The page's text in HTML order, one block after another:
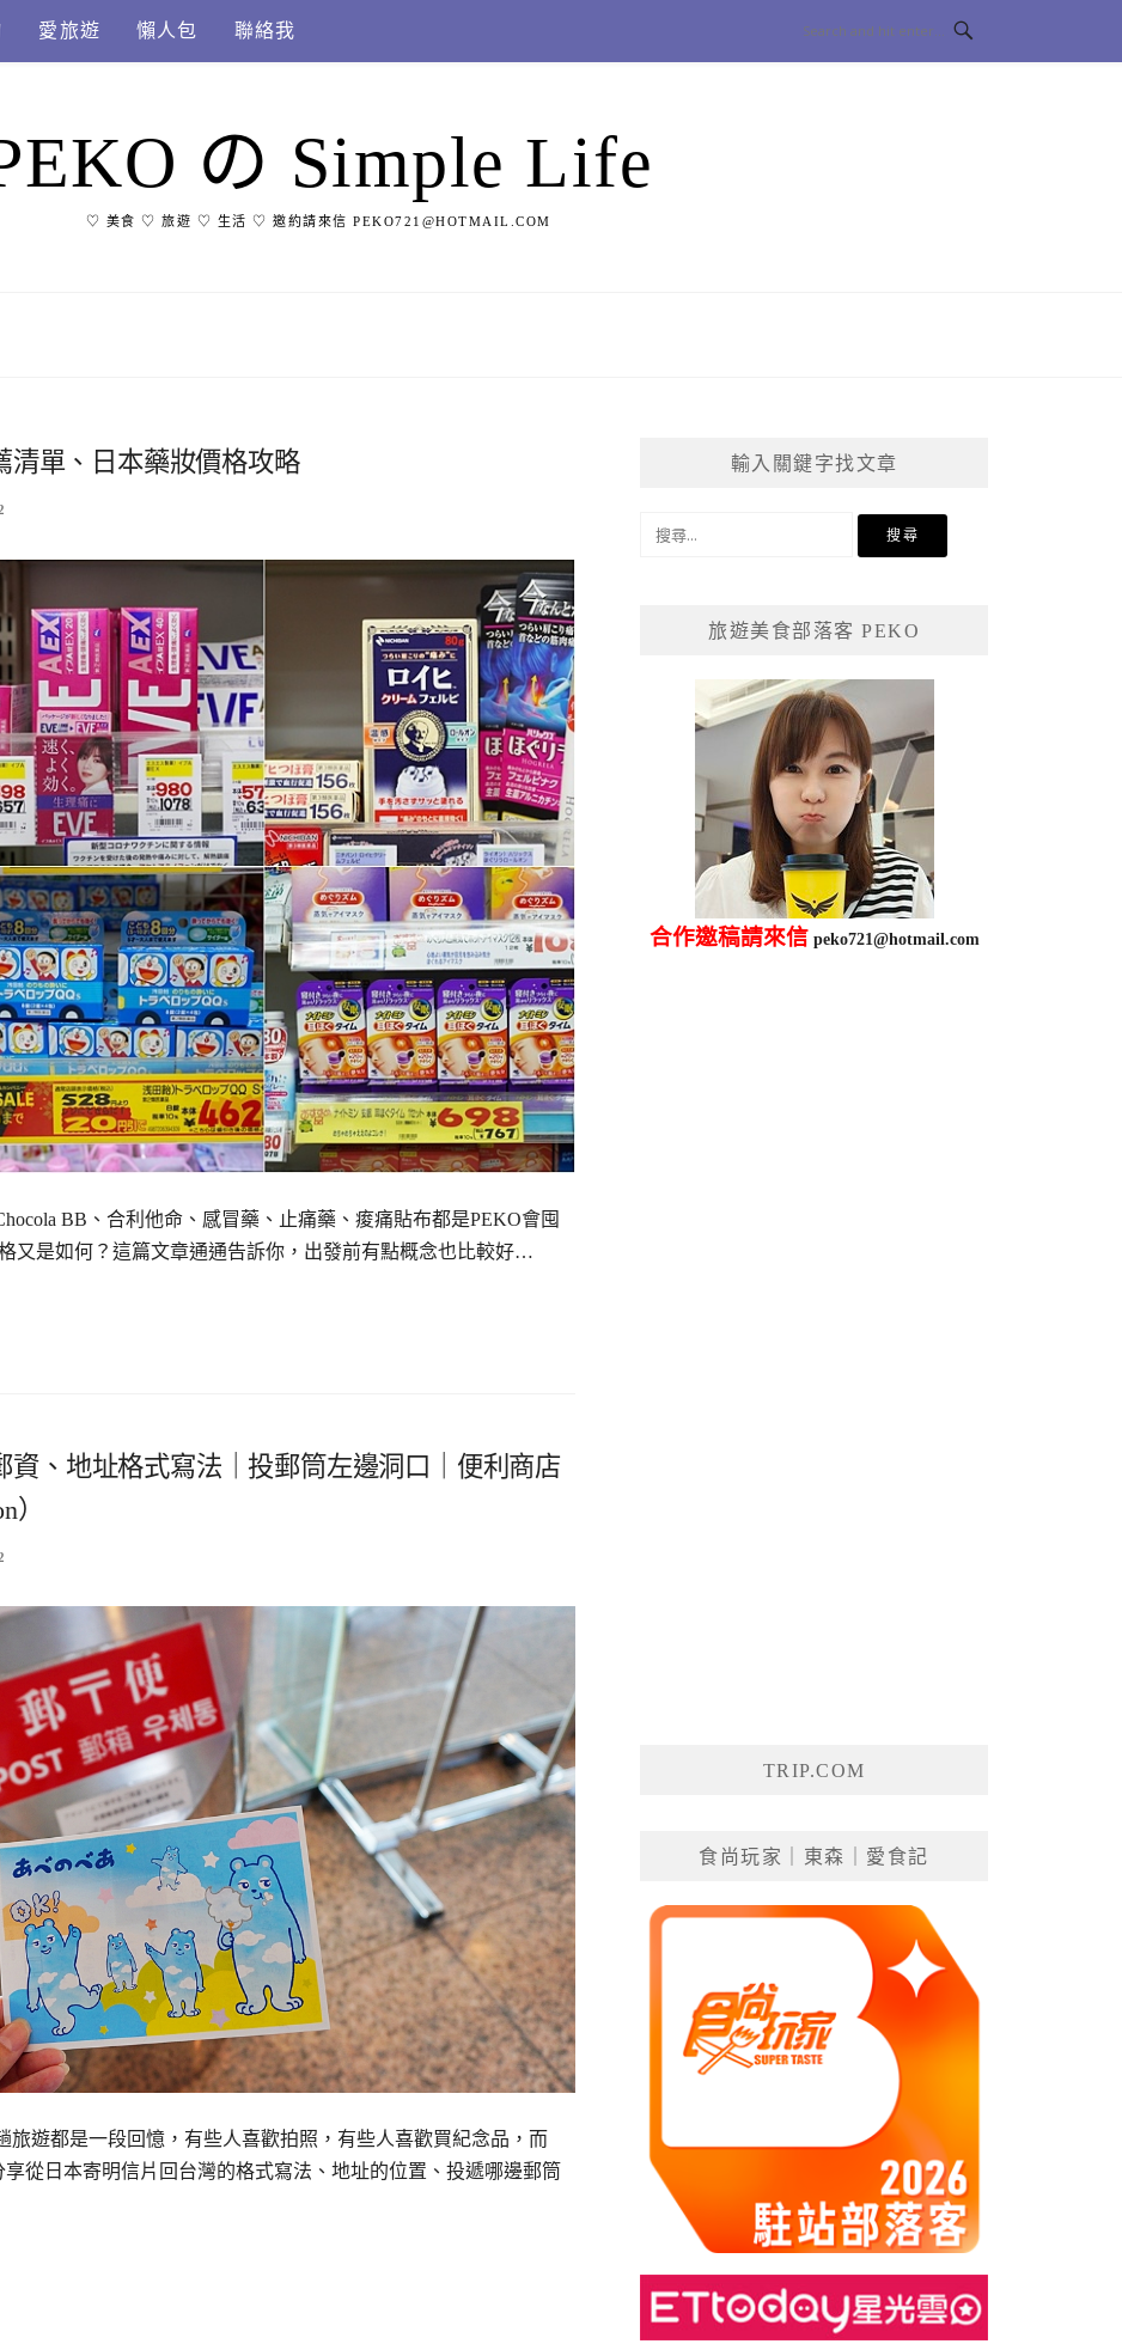
愛旅遊 懶人包 聯絡我
の Simple Life
♡ 美食 ♡ 旅遊 ♡ 生活 ♡ 邀約請來信 PEKO721@HOTMAIL.COM
清單、日本藥妝價格攻略
BB、合利他命、感冒藥、止痛藥、痠痛貼布都是PEKO會囤
又是如何？這篇文章通通告訴你，出發前有點概念也比較好…
資、地址格式寫法｜投郵筒左邊洞口｜便利商店
遊都是一段回憶，有些人喜歡拍照，有些人喜歡買紀念品，而
從日本寄明信片回台灣的格式寫法、地址的位置、投遞哪邊郵筒
輸入關鍵字找文章
旅遊美食部落客 PEKO
合作邀稿請來信 peko721@hotmail.com
TRIP.COM
食尚玩家｜東森｜愛食記